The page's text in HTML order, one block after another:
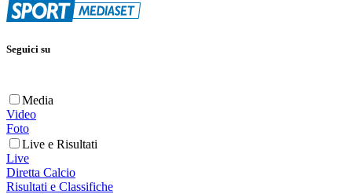
Seguici su
Media
Video
Foto
Live e Risultati
Live
Diretta Calcio
Risultati e Classifiche